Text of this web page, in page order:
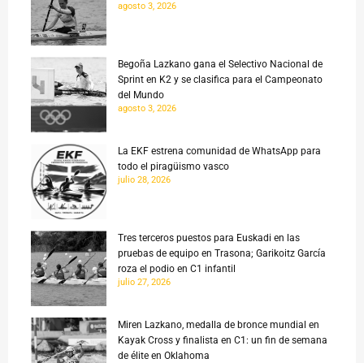
agosto 3, 2026
Begoña Lazkano gana el Selectivo Nacional de
Sprint en K2 y se clasifica para el Campeonato
del Mundo
agosto 3, 2026
La EKF estrena comunidad de WhatsApp para
todo el piragüismo vasco
julio 28, 2026
Tres terceros puestos para Euskadi en las
pruebas de equipo en Trasona; Garikoitz García
roza el podio en C1 infantil
julio 27, 2026
Miren Lazkano, medalla de bronce mundial en
Kayak Cross y finalista en C1: un fin de semana
de élite en Oklahoma